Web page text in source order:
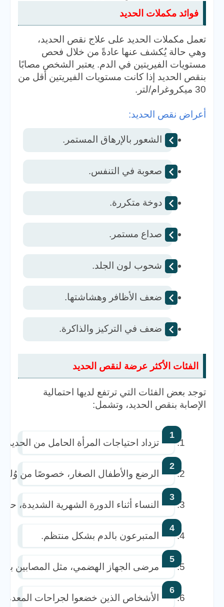
فوائد مكملات الحديد
تعمل مكملات الحديد على علاج نقص الحديد،
وهي حالة يُكشف عنها عادةً من خلال فحص
مستويات الفيريتين في الدم. يعتبر الشخص مصابًا
بنقص الحديد إذا كانت مستويات الفيريتين أقل من
30 ميكروغرام/لتر.
أعراض نقص الحديد:
الشعور بالإرهاق المستمر.
صعوبة في التنفس.
دوخة متكررة.
صداع مستمر.
شحوب لون الجلد.
ضعف الأظافر وهشاشتها.
ضعف في التركيز والذاكرة.
الفئات الأكثر عرضة لنقص الحديد
توجد بعض الفئات التي ترتفع لديها احتمالية
الإصابة بنقص الحديد، وتشمل:
تزداد احتياجات المرأة الحامل من الحديد
الرضع والأطفال الصغار، خصوصًا من وُلدوا قبل
النساء أثناء الدورة الشهرية الشديدة،
المتبرعون بالدم بشكل منتظم.
مرضى الجهاز الهضمي، مثل المصابين
الأشخاص الذين خضعوا لجراحات